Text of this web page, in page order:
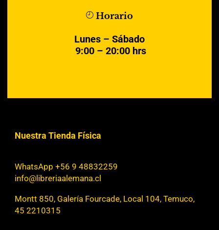
Horario
Lunes – Sábado
9:00 – 20:00 hrs
Nuestra Tienda Física
WhatsApp +56 9 48832259
info@libreriaalemana.cl
Montt 850, Galería Fourcade, Local 104, Temuco,
45 2210315